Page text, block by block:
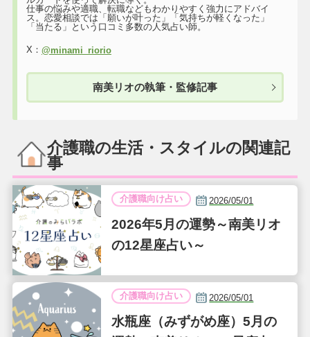
仕事の悩みや適職、転職などもわかりやすく強力にアドバイ
ス。恋愛相談では「願いが叶った」「気持ちが軽くなった」
「当たる」という口コミ多数の人気占い師。
X： @minami_riorio
南美リオの執筆・監修記事
介護職の生活・スタイルの関連記
事
介護職向け占い 2026/05/01
2026年5月の運勢～南美リオ
の12星座占い～
介護職向け占い 2026/05/01
水瓶座（みずがめ座）5月の